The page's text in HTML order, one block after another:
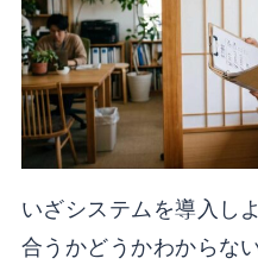
いざシステムを導入し
合うかどうかわからな